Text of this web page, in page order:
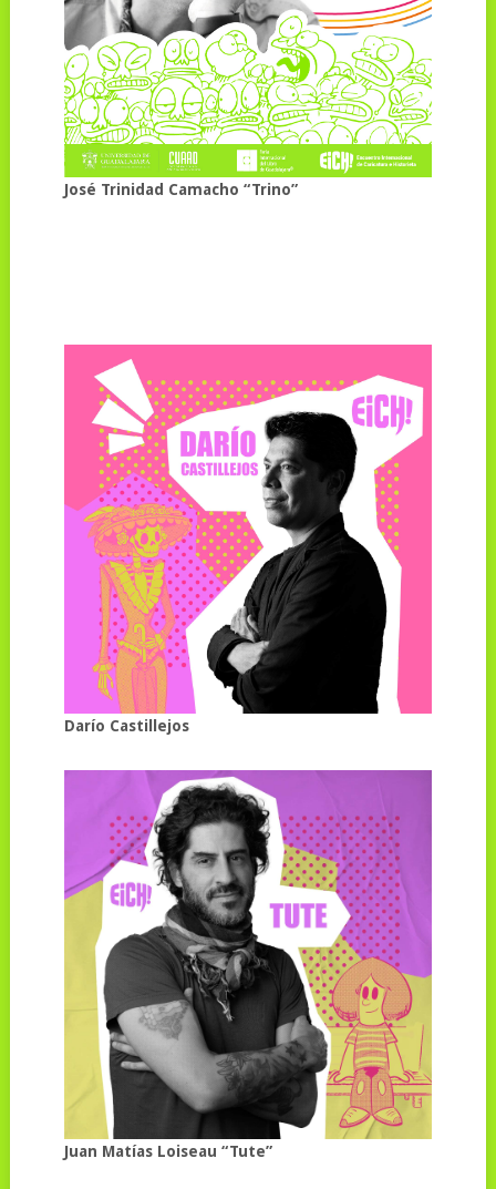
José Trinidad Camacho “Trino”
Darío Castillejos
Juan Matías Loiseau “Tute”